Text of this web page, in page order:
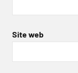
Site web